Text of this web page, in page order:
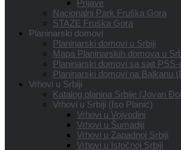
Prijave
Nacionalni Park Fruška Gora
STAZE Fruška Gora
Planinarski domovi
Planinarski domovi u Srbiji
Mapa Planinarskih domova u
Planinarski domovi sa sajt PSS-
Planinarski domovi na Balkanu
Vrhovi u Srbiji
Katalog planina Srbije (Jovan
Vrhovi u Srbiji (Iso Planić)
Vrhovi u Vojvodini
Vrhovi u Šumadiji
Vrhovi u Zapadnoj Srbiji
Vrhovi u Istočnoj Srbiji